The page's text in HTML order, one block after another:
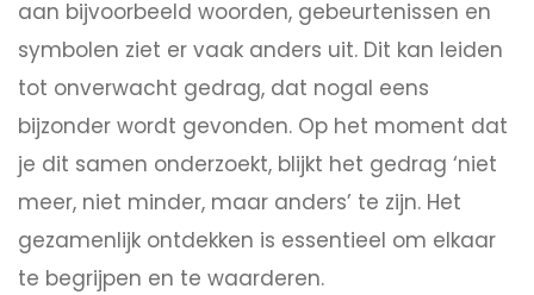
aan bijvoorbeeld woorden, gebeurtenissen en
symbolen ziet er vaak anders uit. Dit kan leiden
tot onverwacht gedrag, dat nogal eens
bijzonder wordt gevonden. Op het moment dat
je dit samen onderzoekt, blijkt het gedrag ‘niet
meer, niet minder, maar anders’ te zijn. Het
gezamenlijk ontdekken is essentieel om elkaar
te begrijpen en te waarderen.